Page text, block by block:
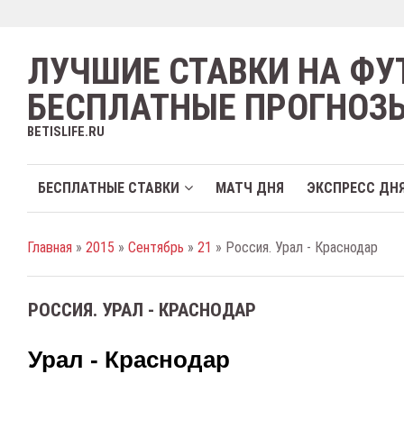
ЛУЧШИЕ СТАВКИ НА
БЕСПЛАТНЫЕ
BETISLIFE.RU
БЕСПЛАТНЫЕ СТАВКИ МАТЧ ДНЯ ЭКСПРЕСС
Главная » 2015 » Сентябрь » 21 » Россия. Урал - Краснодар
РОССИЯ. УРАЛ - КРАСНОДАР
Урал - Краснодар